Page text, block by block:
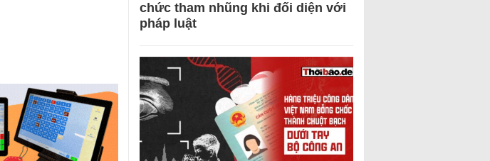
chức tham nhũng khi đối diện với
pháp luật